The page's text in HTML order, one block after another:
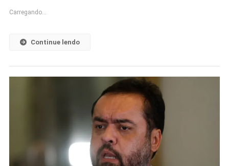
Carregando...
Continue lendo